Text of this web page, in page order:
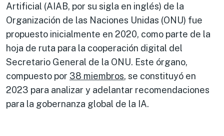
Artificial (AIAB, por su sigla en inglés) de la
Organización de las Naciones Unidas (ONU) fue
propuesto inicialmente en 2020, como parte de la
hoja de ruta para la cooperación digital del
Secretario General de la ONU. Este órgano,
compuesto por 38 miembros, se constituyó en
2023 para analizar y adelantar recomendaciones
para la gobernanza global de la IA.